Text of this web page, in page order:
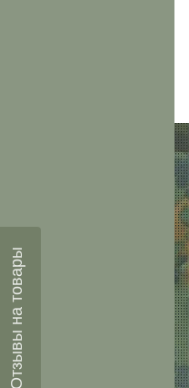
Отзывы на товары